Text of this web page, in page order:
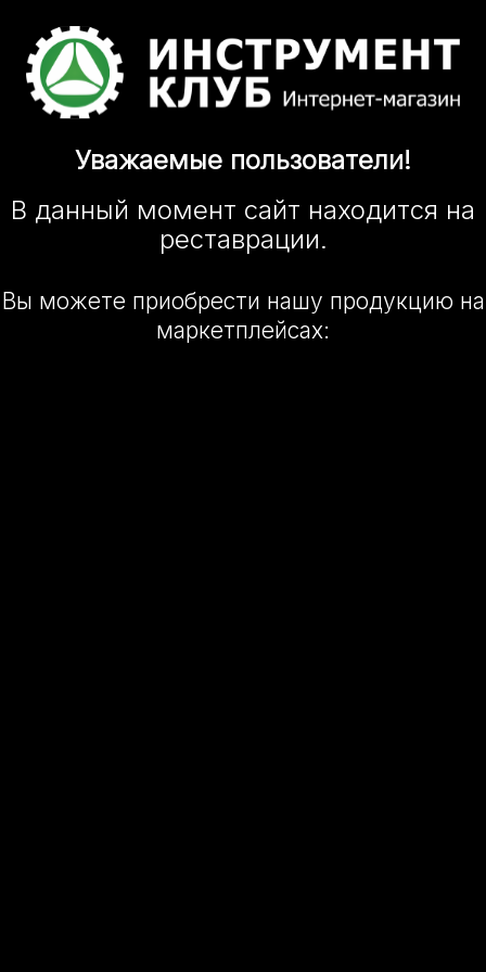
Уважаемые пользователи!
В данный момент сайт находится на
реставрации.
Вы можете приобрести нашу продукцию на
маркетплейсах: